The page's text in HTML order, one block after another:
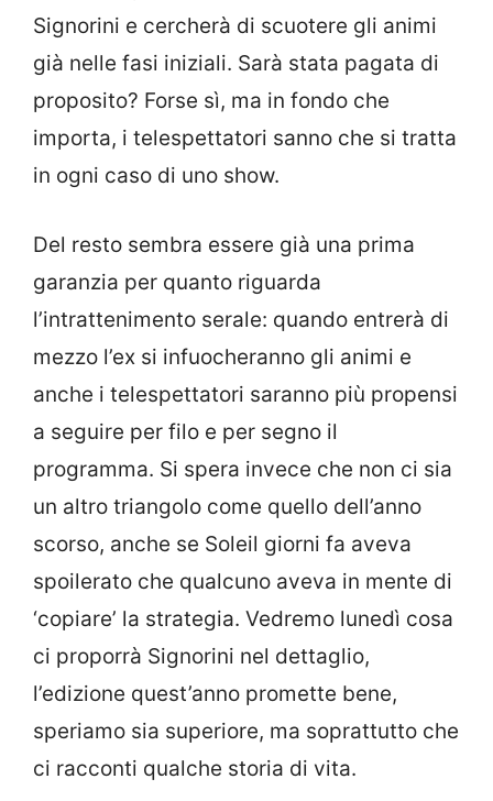
Signorini e cercherà di scuotere gli animi
già nelle fasi iniziali. Sarà stata pagata di
proposito? Forse sì, ma in fondo che
importa, i telespettatori sanno che si tratta
in ogni caso di uno show.
Del resto sembra essere già una prima
garanzia per quanto riguarda
l’intrattenimento serale: quando entrerà di
mezzo l’ex si infuocheranno gli animi e
anche i telespettatori saranno più propensi
a seguire per filo e per segno il
programma. Si spera invece che non ci sia
un altro triangolo come quello dell’anno
scorso, anche se Soleil giorni fa aveva
spoilerato che qualcuno aveva in mente di
‘copiare’ la strategia. Vedremo lunedì cosa
ci proporrà Signorini nel dettaglio,
l’edizione quest’anno promette bene,
speriamo sia superiore, ma soprattutto che
ci racconti qualche storia di vita.